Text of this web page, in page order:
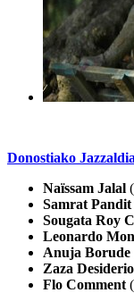
Donostiako
Naïssam Jalal
Samrat Pandit
Sougata Roy
Leonardo
Anuja Borude
Zaza Desiderio
Flo Comment